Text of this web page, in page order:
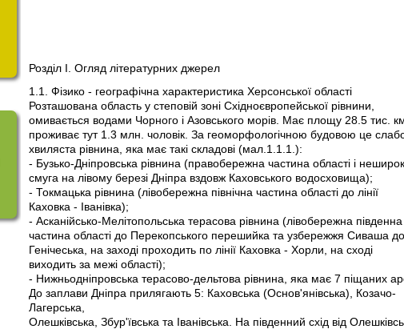
Розділ I. Огляд літературних джерел
1.1. Фізико - географічна характеристика Херсонської області
Розташована область у степовій зоні Східноєвропейської рівнини,
омивається водами Чорного і Азовського морів. Має площу 28.5 тис.
проживає тут 1.3 млн. чоловік. За геоморфологічною будовою це
хвиляста рівнина, яка має такі складові (мал.1.1.1.):
- Бузько-Дніпровська рівнина (правобережна частина області і
смуга на лівому березі Дніпра вздовж Каховського водосховища);
- Токмацька рівнина (лівобережна північна частина області до лінії
Каховка - Іванівка);
- Асканійсько-Мелітопольська терасова рівнина (лівобережна південна
частина області до Перекопського перешийка та узбережжя Сиваша до
Генічеська, на заході проходить по лінії Каховка - Хорли, на сході
виходить за межі області);
- Нижньодніпровська терасово-дельтова рівнина, яка має 7 піщаних
До заплави Дніпра прилягають 5: Каховська (Основ'янівська), Козачо-
Лагерська,
Олешківська, Збур'ївська та Іванівська. На південний схід від